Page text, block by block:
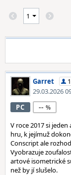
Garret
29.03.2026
PC --
V roce 2017 si
hru, k jejímuž
Conscript ale
Vyobrazuje
artové isometrické
než by jí slušelo.